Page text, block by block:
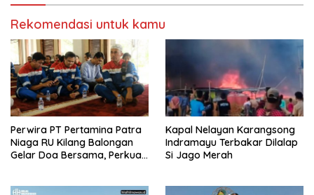
Rekomendasi untuk kamu
Perwira PT Pertamina Patra
Niaga RU Kilang Balongan
Gelar Doa Bersama, Perkuat
Kapal Nelayan Karangsong
Indramayu Terbakar Dilalap
Si Jago Merah